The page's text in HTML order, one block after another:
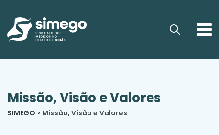
Missão, Visão e Valores
SIMEGO > Missão, Visão e Valores